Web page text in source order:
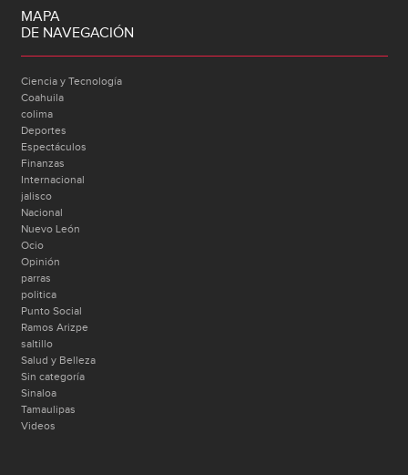
MAPA
DE NAVEGACIÓN
Ciencia y Tecnología
Coahuila
colima
Deportes
Espectáculos
Finanzas
Internacional
jalisco
Nacional
Nuevo León
Ocio
Opinión
parras
politica
Punto Social
Ramos Arizpe
saltillo
Salud y Belleza
Sin categoría
Sinaloa
Tamaulipas
Videos